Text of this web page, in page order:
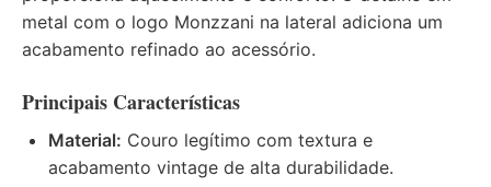
metal com o logo Monzzani na lateral adiciona um
acabamento refinado ao acessório.
Principais Características
Material: Couro legítimo com textura e
acabamento vintage de alta durabilidade.